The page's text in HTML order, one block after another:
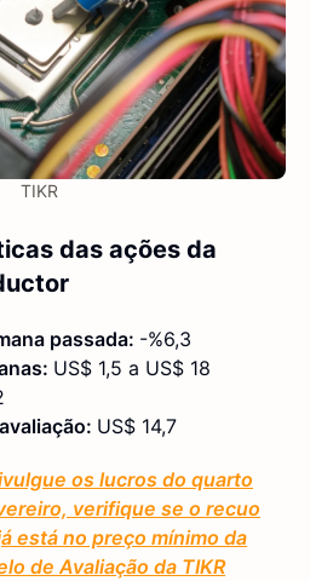
TIKR
das ações da
passada: -%6,3
US$ 1,5 a US$ 18
US$ 14,7
os lucros do quarto
verifique se o recuo
está no preço mínimo da
de Avaliação da TIKR